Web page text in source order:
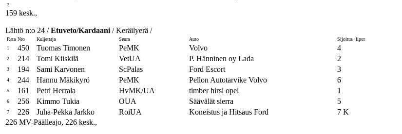
7
159 kesk.,
Lähtö n:o 24 /Etuveto/Kardaani / Keräilyerä /
Rata Nro Kuljettaja Seura Auto
Sijoitus+liput
1
450 Tuomas Timonen PeMK Volvo 4
2 214 Tomi Kiiskilä VetUA P. Hänninen oy Lada 2
3 194 Sami Karvonen ScPalas Ford Escort 3
4 244 Hannu Mäkikyrö PeMK Pellon Autotarvike Volvo 6
5 161 Petri Herrala HvMK/UA timber hirsi opel 1
6 256 Kimmo Tukia OUA Säävälät sierra 5
7 226 Juha-Pekka Jarkko RoiUA Koneistus ja Hitsaus Ford
7 K
226 MV-Päälleajo, 226 kesk.,